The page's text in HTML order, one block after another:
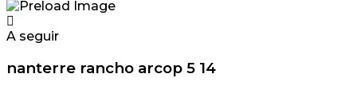
A seguir
nanterre rancho arcop 5 14